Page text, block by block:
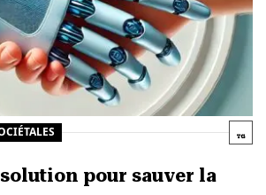
solution pour sauver la